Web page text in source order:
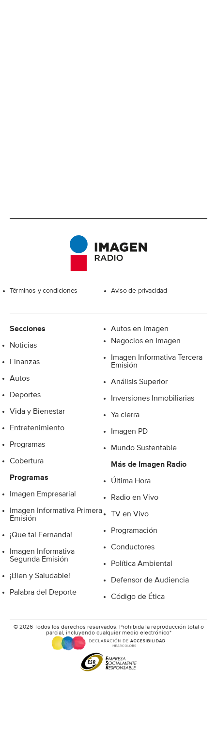
Términos y condiciones Aviso de privacidad
Secciones
Noticias
Finanzas
Autos
Deportes
Vida y Bienestar
Entretenimiento
Programas
Cobertura
Programas
Imagen Empresarial
Imagen Informativa Primera
Emisión
¡Que tal Fernanda!
Imagen Informativa
Segunda Emisión
¡Bien y Saludable!
Palabra del Deporte
Autos en Imagen
Negocios en Imagen
Imagen Informativa Tercera
Emisión
Análisis Superior
Inversiones Inmobiliarias
Ya cierra
Imagen PD
Mundo Sustentable
Más de Imagen Radio
Última Hora
Radio en Vivo
TV en Vivo
Programación
Conductores
Política Ambiental
Defensor de Audiencia
Código de Ética
© 2026 Todos los derechos reservados. Prohibida la reproducción total o
parcial, incluyendo cualquier medio electrónico*